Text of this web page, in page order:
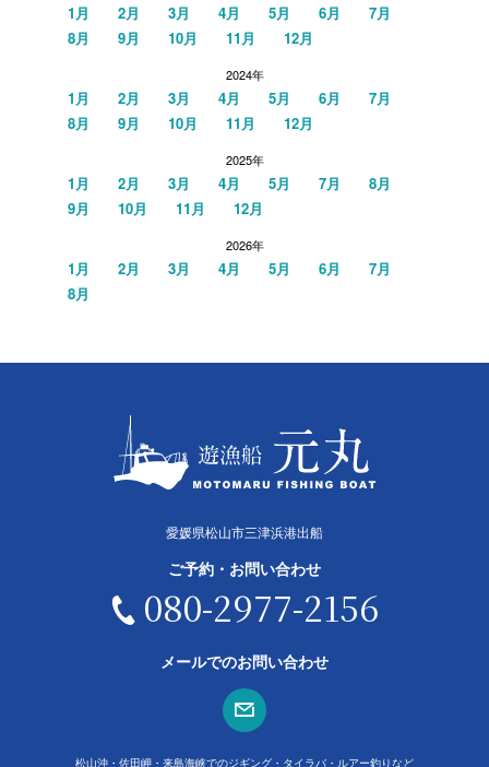
1月 2月 3月 4月 5月 6月
7月
8月
9月 10月 11月 12月
2024年
1月 2月 3月 4月 5月 6月
7月
8月
9月 10月 11月 12月
2025年
1月 2月 3月 4月 5月 7月
8月
9月
10月 11月 12月
2026年
1月 2月 3月 4月 5月 6月
7月
8月
愛媛県松山市三津浜港出船
ご予約・お問い合わせ
080-2977-2156
メールでのお問い合わせ
松山沖・佐田岬・来島海峡でのジギング・タイラバ・ルアー釣りなど